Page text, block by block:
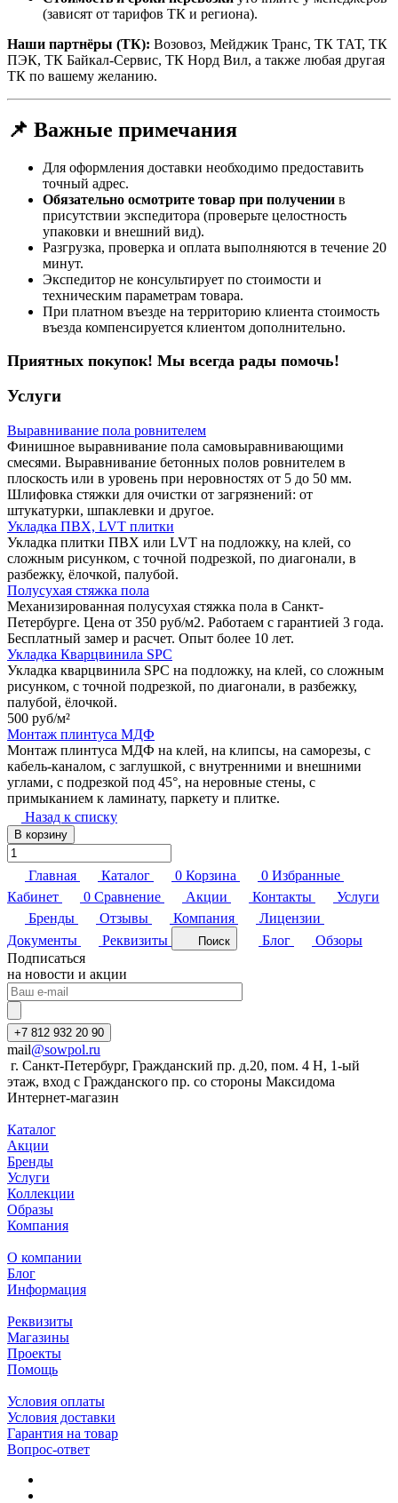
(зависят от тарифов ТК и региона).
Наши партнёры (ТК): Возовоз, Мейджик Транс, ТК ТАТ, ТК
ПЭК, ТК Байкал-Сервис, ТК Норд Вил, а также любая другая
ТК по вашему желанию.
📌 Важные примечания
Для оформления доставки необходимо предоставить
точный адрес.
Обязательно осмотрите товар при получении в
присутствии экспедитора (проверьте целостность
упаковки и внешний вид).
Разгрузка, проверка и оплата выполняются в течение 20
минут.
Экспедитор не консультирует по стоимости и
техническим параметрам товара.
При платном въезде на территорию клиента стоимость
въезда компенсируется клиентом дополнительно.
Приятных покупок! Мы всегда рады помочь!
Услуги
Выравнивание пола ровнителем
Финишное выравнивание пола самовыравнивающими
смесями. Выравнивание бетонных полов ровнителем в
плоскость или в уровень при неровностях от 5 до 50 мм.
Шлифовка стяжки для очистки от загрязнений: от
штукатурки, шпаклевки и другое.
Укладка ПВХ, LVT плитки
Укладка плитки ПВХ или LVT на подложку, на клей, со
сложным рисунком, с точной подрезкой, по диагонали, в
разбежку, ёлочкой, палубой.
Полусухая стяжка пола
Механизированная полусухая стяжка пола в Санкт-
Петербурге. Цена от 350 руб/м2. Работаем с гарантией 3 года.
Бесплатный замер и расчет. Опыт более 10 лет.
Укладка Кварцвинила SPC
Укладка кварцвинила SPC на подложку, на клей, со сложным
рисунком, с точной подрезкой, по диагонали, в разбежку,
палубой, ёлочкой.
500 руб/м²
Монтаж плинтуса МДФ
Монтаж плинтуса МДФ на клей, на клипсы, на саморезы, с
кабель-каналом, с заглушкой, с внутренними и внешними
углами, с подрезкой под 45°, на неровные стены, с
примыканием к ламинату, паркету и плитке.
Назад к списку
В корзину
Главная Каталог 0 Корзина 0 Избранные
Кабинет
0 Сравнение Акции Контакты
Услуги
Бренды
Отзывы Компания
Лицензии
Документы
Реквизиты Поиск Блог
Обзоры
Подписаться
на новости и акции
+7 812 932 20 90
mail@sowpol.ru
г. Санкт-Петербург, Гражданский пр. д.20, пом. 4 Н, 1-ый
этаж, вход с Гражданского пр. со стороны Максидома
Интернет-магазин
Каталог
Акции
Бренды
Услуги
Коллекции
Образы
Компания
О компании
Блог
Информация
Реквизиты
Магазины
Проекты
Помощь
Условия оплаты
Условия доставки
Гарантия на товар
Вопрос-ответ